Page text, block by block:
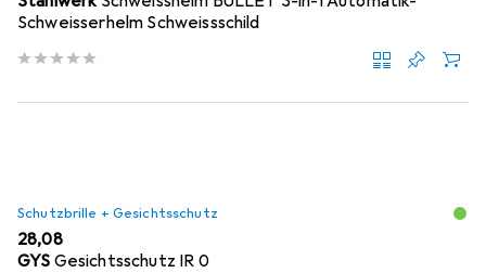
Schweisserhelm Schweissschild
Schutzbrille + Gesichtsschutz
EUR
28,08
GYS Gesichtsschutz IR 0